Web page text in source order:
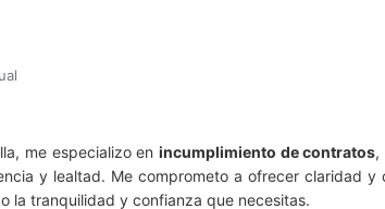
me especializo en incumplimiento de contratos,
y lealtad. Me comprometo a ofrecer claridad
la tranquilidad y confianza que necesitas.